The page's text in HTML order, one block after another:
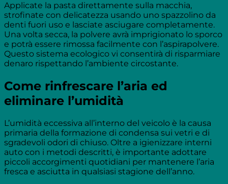
Applicate la pasta direttamente sulla macchia,
strofinate con delicatezza usando uno spazzolino da
denti fuori uso e lasciate asciugare completamente.
Una volta secca, la polvere avrà imprigionato lo sporco
e potrà essere rimossa facilmente con l’aspirapolvere.
Questo sistema ecologico vi consentirà di risparmiare
denaro rispettando l’ambiente circostante.
Come rinfrescare l’aria ed
eliminare l’umidità
L’umidità eccessiva all’interno del veicolo è la causa
primaria della formazione di condensa sui vetri e di
sgradevoli odori di chiuso. Oltre a igienizzare interni
auto con i metodi descritti, è importante adottare
piccoli accorgimenti quotidiani per mantenere l’aria
fresca e asciutta in qualsiasi stagione dell’anno.